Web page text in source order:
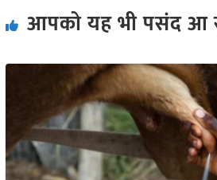
आपको यह भी पसंद आ